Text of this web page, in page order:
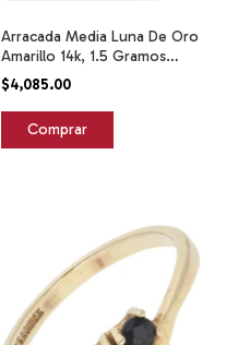
Arracada Media Luna De Oro
Amarillo 14k, 1.5 Gramos
Amarillo
$4,085.00